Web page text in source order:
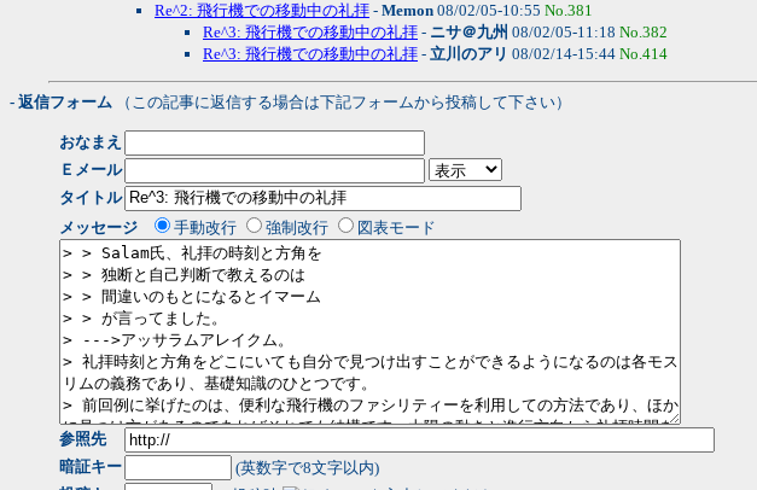
Re^2: 飛行機での移動中の礼拝 - Memon 08/02/05-10:55 No.381
Re^3: 飛行機での移動中の礼拝 - ニサ＠九州 08/02/05-11:18 No.382
Re^3: 飛行機での移動中の礼拝 - 立川のアリ 08/02/14-15:44 No.414
- 返信フォーム （この記事に返信する場合は下記フォームから投稿して下さい）
おなまえ
Ｅメール
タイトル
メッセージ
手動改行 強制改行 図表モード
参照先
暗証キー
(英数字で8文字以内)